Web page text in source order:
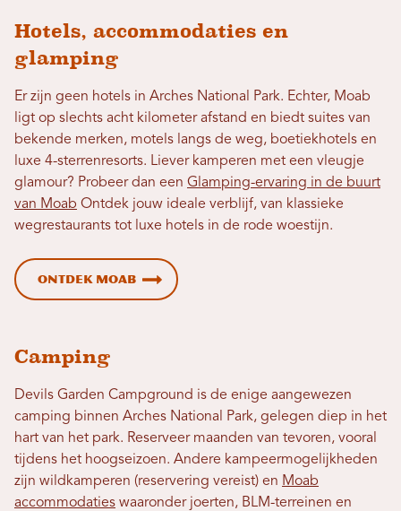
Hotels, accommodaties en
glamping
Er zijn geen hotels in Arches National Park. Echter, Moab
ligt op slechts acht kilometer afstand en biedt suites van
bekende merken, motels langs de weg, boetiekhotels en
luxe 4-sterrenresorts. Liever kamperen met een vleugje
glamour? Probeer dan een Glamping-ervaring in de buurt
van Moab Ontdek jouw ideale verblijf, van klassieke
wegrestaurants tot luxe hotels in de rode woestijn.
Ontdek Moab
Camping
Devils Garden Campground is de enige aangewezen
camping binnen Arches National Park, gelegen diep in het
hart van het park. Reserveer maanden van tevoren, vooral
tijdens het hoogseizoen. Andere kampeermogelijkheden
zijn wildkamperen (reservering vereist) en Moab
accommodaties waaronder joerten, BLM-terreinen en